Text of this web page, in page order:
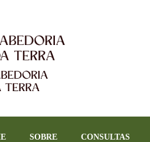
da Terra
SOBRE CONSULTAS